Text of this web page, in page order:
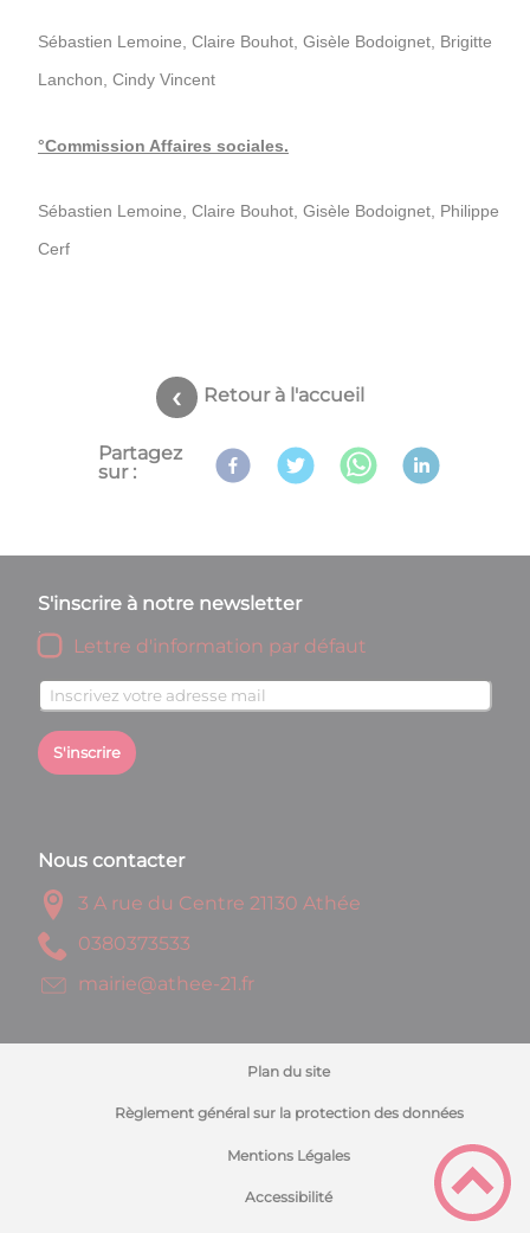
Sébastien Lemoine, Claire Bouhot, Gisèle Bodoignet, Brigitte
Lanchon, Cindy Vincent
°Commission Affaires sociales.
Sébastien Lemoine, Claire Bouhot, Gisèle Bodoignet, Philippe
Cerf
Retour à l'accueil
Partagez
sur :
S'inscrire à notre newsletter
Lettre d'information par défaut
S'inscrire
Nous contacter
3 A rue du Centre 21130 Athée
3353730830
rf.12-eehta@eiriam
Plan du site
Règlement général sur la protection des données
Mentions Légales
Accessibilité